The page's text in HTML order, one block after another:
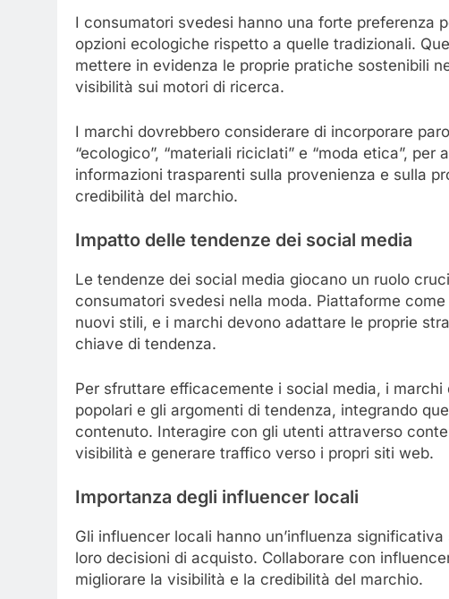
I consumatori svedesi hanno una forte preferenza
opzioni ecologiche rispetto a quelle tradizionali.
mettere in evidenza le proprie pratiche sostenibili
visibilità sui motori di ricerca.
I marchi dovrebbero considerare di incorporare
“ecologico”, “materiali riciclati” e “moda etica”,
informazioni trasparenti sulla provenienza e sulla
credibilità del marchio.
Impatto delle tendenze dei social media
Le tendenze dei social media giocano un ruolo
consumatori svedesi nella moda. Piattaforme
nuovi stili, e i marchi devono adattare le proprie
chiave di tendenza.
Per sfruttare efficacemente i social media, i
popolari e gli argomenti di tendenza, integrando
contenuto. Interagire con gli utenti attraverso
visibilità e generare traffico verso i propri siti web.
Importanza degli influencer locali
Gli influencer locali hanno un’influenza
loro decisioni di acquisto. Collaborare con
migliorare la visibilità e la credibilità del marchio.